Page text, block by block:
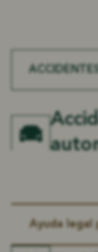
Ayuda legal